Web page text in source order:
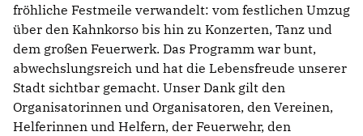
fröhliche Festmeile verwandelt: vom festlichen Umzug
über den Kahnkorso bis hin zu Konzerten, Tanz und
dem großen Feuerwerk. Das Programm war bunt,
abwechslungsreich und hat die Lebensfreude unserer
Stadt sichtbar gemacht. Unser Dank gilt den
Organisatorinnen und Organisatoren, den Vereinen,
Helferinnen und Helfern, der Feuerwehr, den